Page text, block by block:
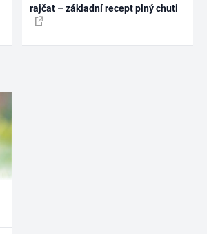
rajčat – základní recept plný chuti